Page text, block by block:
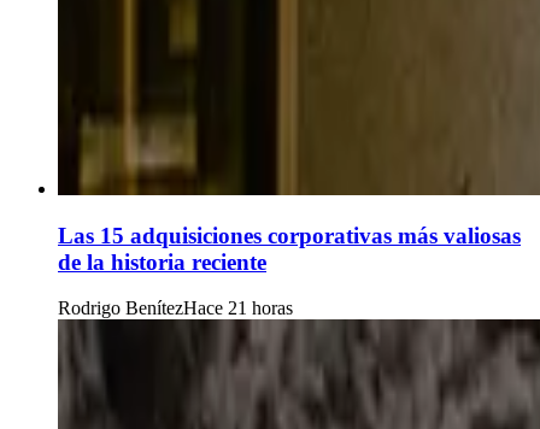
Las 15 adquisiciones corporativas más valiosas
de la historia reciente
Rodrigo BenítezHace 21 horas